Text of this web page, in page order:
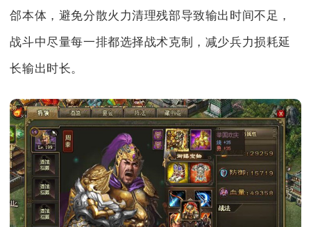
郃本体，避免分散火力清理残部导致输出时间不足，
战斗中尽量每一排都选择战术克制，减少兵力损耗延
长输出时长。